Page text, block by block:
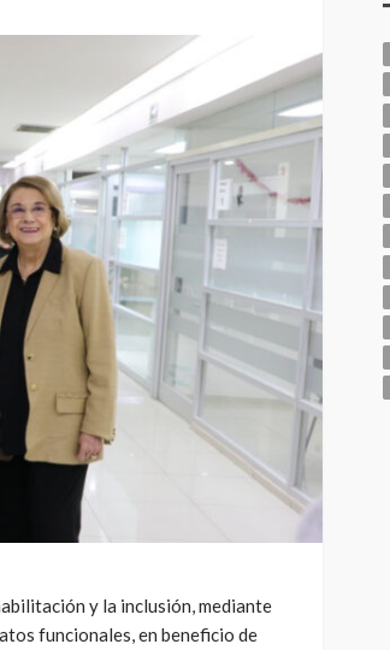
y la inclusión, mediante
funcionales, en beneficio de